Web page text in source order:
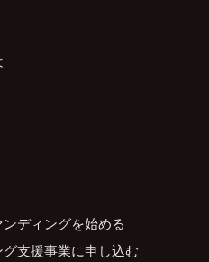
ディングを始める
支援事業に申し込む